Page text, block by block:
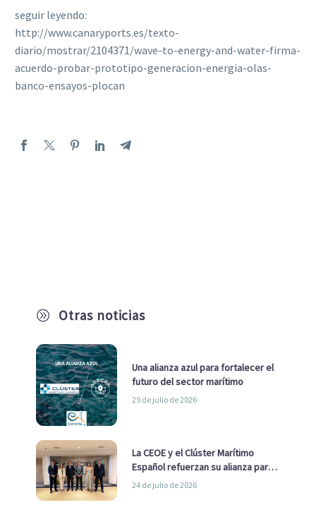
A Otras noticias
Una alianza azul para fortalecer el
futuro del sector marítimo
29 de julio de 2026
La CEOE y el Clúster Marítimo
Español refuerzan su alianza para
impulsar una estrategia Nacional
24 de julio de 2026
seguir leyendo:
http://www.canaryports.es/texto-
diario/mostrar/2104371/wave-to-energy-and-water-firma-
acuerdo-probar-prototipo-generacion-energia-olas-
banco-ensayos-plocan